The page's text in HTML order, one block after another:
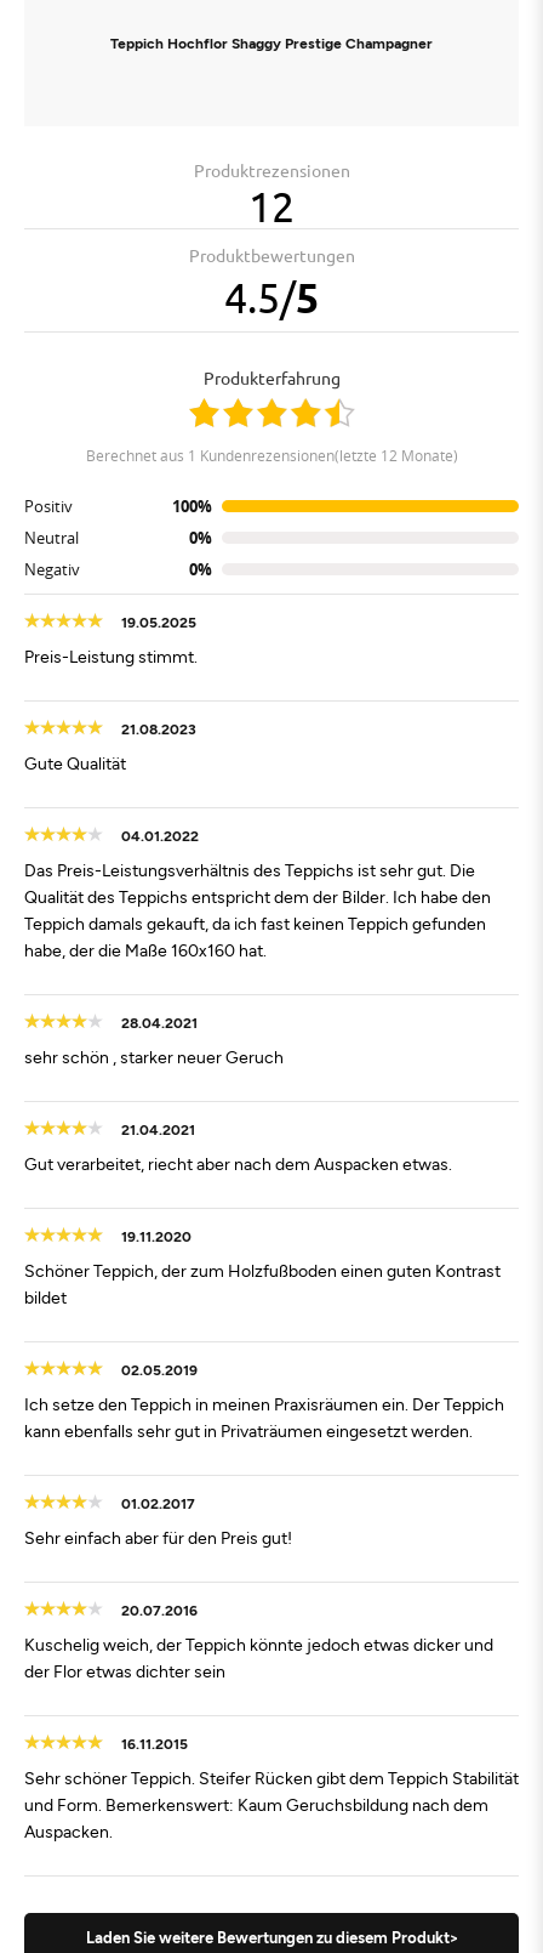
Teppich Hochflor Shaggy Prestige Champagner
Produktrezensionen
12
Produktbewertungen
4.5/5
Produkterfahrung
berechnet aus 1 Kundenrezensionen(letzte 12 Monate)
Positiv
100%
Neutral
0%
Negativ
0%
19.05.2025
Preis-Leistung stimmt.
21.08.2023
Gute Qualität
04.01.2022
Das Preis-Leistungsverhältnis des Teppichs ist sehr gut. Die
Qualität des Teppichs entspricht dem der Bilder. Ich habe den
Teppich damals gekauft, da ich fast keinen Teppich gefunden
habe, der die Maße 160x160 hat.
28.04.2021
sehr schön , starker neuer Geruch
21.04.2021
Gut verarbeitet, riecht aber nach dem Auspacken etwas.
19.11.2020
Schöner Teppich, der zum Holzfußboden einen guten Kontrast
bildet
02.05.2019
Ich setze den Teppich in meinen Praxisräumen ein. Der Teppich
kann ebenfalls sehr gut in Privaträumen eingesetzt werden.
01.02.2017
Sehr einfach aber für den Preis gut!
20.07.2016
Kuschelig weich, der Teppich könnte jedoch etwas dicker und
der Flor etwas dichter sein
16.11.2015
Sehr schöner Teppich. Steifer Rücken gibt dem Teppich Stabilität
und Form. Bemerkenswert: Kaum Geruchsbildung nach dem
Auspacken.
Laden Sie weitere Bewertungen zu diesem Produkt>